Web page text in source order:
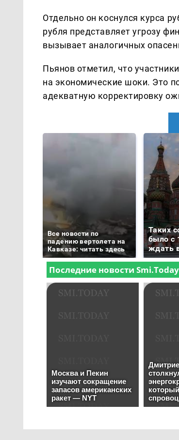
Отдельно он коснулся курса
рубля представляет угрозу
вызывает аналогичных
Пьянов отметил, что
на экономические шоки. Это
адекватную корректировку
Все новости по
падению вертолета на
Кавказе: читать здесь
Таких
было с
ждать